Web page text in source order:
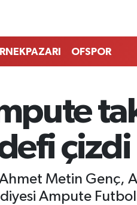
OFSPOR
çizdi
Metin Genç,
Ampute Futbol